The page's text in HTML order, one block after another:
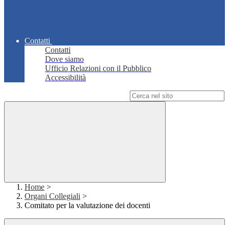
Contatti
Contatti
Dove siamo
Ufficio Relazioni con il Pubblico
Accessibilità
Home >
Organi Collegiali >
Comitato per la valutazione dei docenti